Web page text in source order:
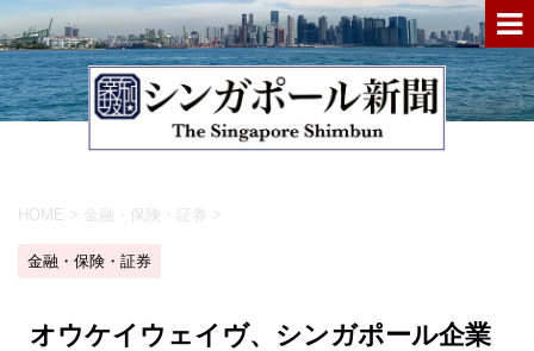
HOME > 金融・保険・証券 >
金融・保険・証券
オウケイウェイヴ、シンガポール企業